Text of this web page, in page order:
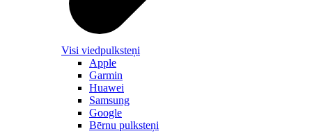
Visi viedpulksteņi
Apple
Garmin
Huawei
Samsung
Google
Bērnu pulksteņi